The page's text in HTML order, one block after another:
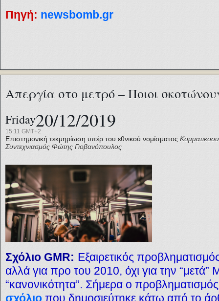
Πηγή: newsbomb.gr
Απεργία στο μετρό – Ποιοι
Friday20/12/2019
15:11 GMT+2
Επιστημονική τεκμηρίωση υπέρ του εθνικού νομίσματος
Συντεχνιασμός Φώτης Γιοβανόπουλος
Σχόλιο GMR: Εξαιρετικός
αλλά για προ του 2010, όχι για την “μετά”
“κανονικότητα”. Σήμερα ο
σχόλιο που δημοσιεύτηκε κάτω από το